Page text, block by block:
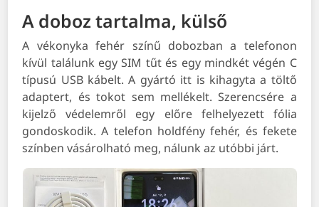
A doboz tartalma, külső
A vékonyka fehér színű dobozban a telefonon
kívül találunk egy SIM tűt és egy mindkét végén C
típusú USB kábelt. A gyártó itt is kihagyta a töltő
adaptert, és tokot sem mellékelt. Szerencsére a
kijelző védelemről egy előre felhelyezett fólia
gondoskodik. A telefon holdfény fehér, és fekete
színben vásárolható meg, nálunk az utóbbi járt.